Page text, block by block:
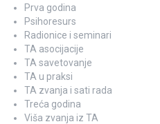
Prva godina
Psihoresurs
Radionice i seminari
TA asocijacije
TA savetovanje
TA u praksi
TA zvanja i sati rada
Treća godina
Viša zvanja iz TA